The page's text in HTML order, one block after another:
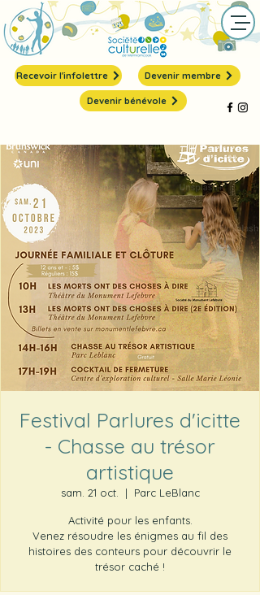
Recevoir l'infolettre Devenir membre
Devenir bénévole
Festival Parlures d'icitte
- Chasse au trésor
artistique
sam. 21 oct.
  |
Parc LeBlanc
Activité pour les enfants.
Venez résoudre les énigmes au fil des
histoires des conteurs pour découvrir le
trésor caché !